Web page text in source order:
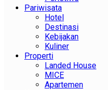
Pariwisata
Hotel
Destinasi
Kebijakan
Kuliner
Properti
Landed House
MICE
Apartemen